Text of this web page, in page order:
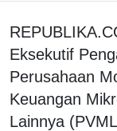
Eksekutif
Perusahaan
Keuangan
Lainnya